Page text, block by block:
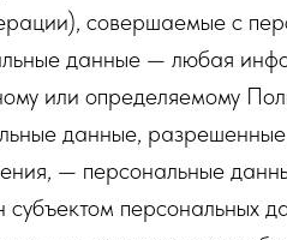
совершаемые с
данные — любая
или определяемому
данные,
— персональные
субъектом персональных